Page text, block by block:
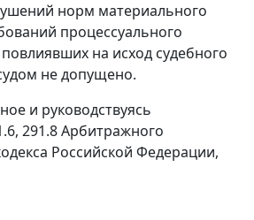
норм материального
процессуального
на исход судебного
не допущено.
и руководствуясь
291.8 Арбитражного
Российской Федерации,